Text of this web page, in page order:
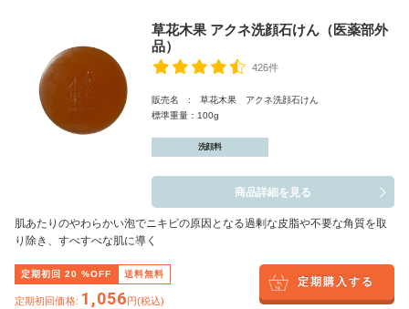
草花木果 アクネ洗顔石けん（医薬部外
品）
426件
販売名 : 草花木果 アクネ洗顔石けん
標準重量：100g
洗顔料
商品詳細を見る
肌あたりのやわらかい泡でニキビの原因となる過剰な皮脂や不要な角質を取
り除き、すべすべな肌に導く
定期初回 20 %OFF 送料無料
定期初回価格: 1,056円(税込)
定期購入する